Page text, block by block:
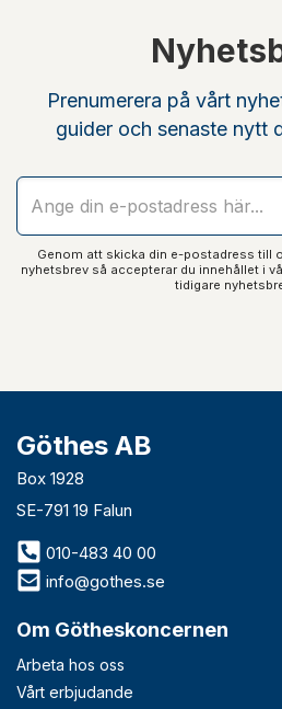
Prenumerera på vårt
guider och senaste nytt
Genom att skicka din e-postadress till
nyhetsbrev så accepterar du innehållet i
tidigare
Göthes AB
Box 1928
SE-791 19 Falun
010-483 40 00
info@gothes.se
Om Götheskoncernen
Arbeta hos oss
Vårt erbjudande